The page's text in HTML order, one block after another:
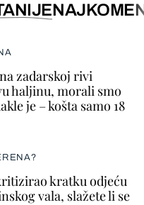
zadarskoj rivi
haljinu, morali smo
je – košta samo 18
kratku odjeću
vala, slažete li se